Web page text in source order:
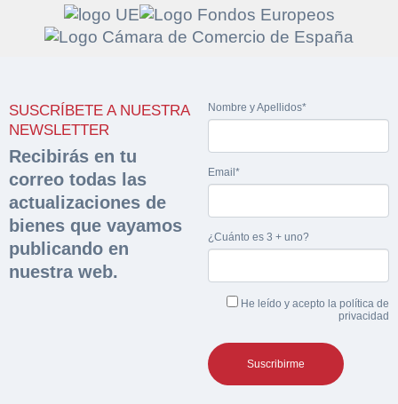
SUSCRÍBETE A NUESTRA
NEWSLETTER
Recibirás en tu
correo todas las
actualizaciones de
bienes que vayamos
publicando en
nuestra web.
Nombre y Apellidos*
Email*
¿Cuánto es 3 + uno?
He leído y acepto la política de
privacidad
documentación
sobre la peritación
Rellene este formulario y recibirá en su email el
enlace para descargar la documentación
Nombre y Apellidos*
Hacer Oferta
Razón social* CIF/DNI Ofertante*
Teléfono* Email*
Nombre y Apellidos*
Sobre Merfinsa
Venta de bienes muebles
Vehículos